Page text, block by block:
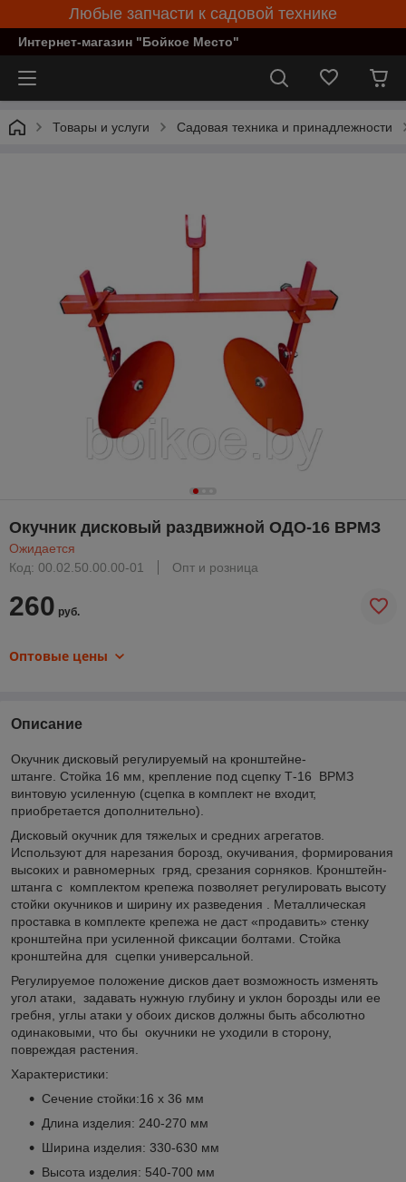
Любые запчасти к садовой технике
Интернет-магазин "Бойкое Место"
Товары и услуги Садовая техника и принадлежности
Окучник дисковый раздвижной ОДО-16 ВРМЗ
Ожидается
Код: 00.02.50.00.00-01
Опт и розница
260 руб.
Оптовые цены
Описание
Окучник дисковый регулируемый на кронштейне-
штанге. Стойка 16 мм, крепление под сцепку Т-16 ВРМЗ
винтовую усиленную (сцепка в комплект не входит,
приобретается дополнительно).
Дисковый окучник для тяжелых и средних агрегатов.
Используют для нарезания борозд, окучивания, формирования
высоких и равномерных гряд, срезания сорняков. Кронштейн-
штанга с комплектом крепежа позволяет регулировать высоту
стойки окучников и ширину их разведения . Металлическая
проставка в комплекте крепежа не даст «продавить» стенку
кронштейна при усиленной фиксации болтами. Стойка
кронштейна для сцепки универсальной.
Регулируемое положение дисков дает возможность изменять
угол атаки, задавать нужную глубину и уклон борозды или ее
гребня, углы атаки у обоих дисков должны быть абсолютно
одинаковыми, что бы окучники не уходили в сторону,
повреждая растения.
Характеристики:
Сечение стойки:16 х 36 мм
Длина изделия: 240-270 мм
Ширина изделия: 330-630 мм
Высота изделия: 540-700 мм